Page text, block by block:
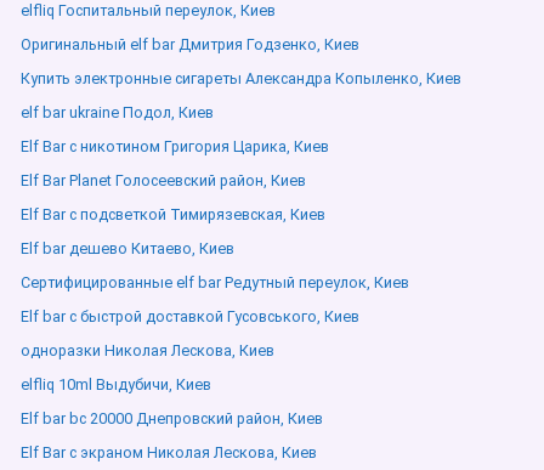
elfliq Госпитальный переулок, Киев
Оригинальный elf bar Дмитрия Годзенко, Киев
Купить электронные сигареты Александра Копыленко, Киев
elf bar ukraine Подол, Киев
Elf Bar с никотином Григория Царика, Киев
Elf Bar Planet Голосеевский район, Киев
Elf Bar с подсветкой Тимирязевская, Киев
Elf bar дешево Китаево, Киев
Сертифицированные elf bar Редутный переулок, Киев
Elf bar с быстрой доставкой Гусовського, Киев
одноразки Николая Лескова, Киев
elfliq 10ml Выдубичи, Киев
Elf bar bc 20000 Днепровский район, Киев
Elf Bar с экраном Николая Лескова, Киев